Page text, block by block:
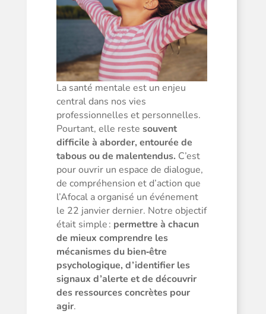
La santé mentale est un enjeu
central dans nos vies
professionnelles et personnelles.
Pourtant, elle reste souvent
difficile à aborder, entourée de
tabous ou de malentendus. C’est
pour ouvrir un espace de dialogue,
de compréhension et d’action que
l’Afocal a organisé un événement
le 22 janvier dernier. Notre objectif
était simple : permettre à chacun
de mieux comprendre les
mécanismes du bien‑être
psychologique, d’identifier les
signaux d’alerte et de découvrir
des ressources concrètes pour
agir.